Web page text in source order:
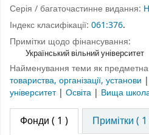
Серія / багаточастинне видання:
Індекс класифікації: 061:376.
Примітки щодо фінансування:
Український вільний університет
Найменування теми як
товариства, організації, установи |
університет | Освіта | Вища
Фонди ( 1 ) Примітки (